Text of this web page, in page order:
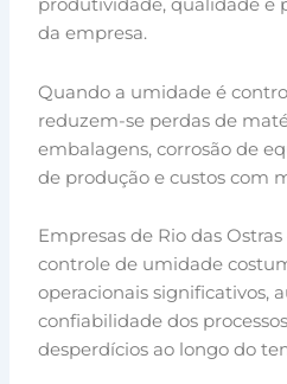
produtividade, qualidade e
da empresa.
Quando a umidade é
reduzem-se perdas de
embalagens, corrosão de
de produção e custos com
Empresas de Rio das
controle de umidade
operacionais significativos,
confiabilidade dos
desperdícios ao longo do